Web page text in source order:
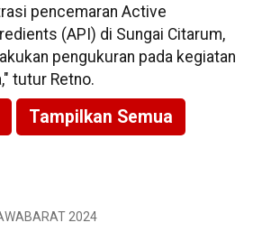
pencemaran Active
(API) di Sungai Citarum,
pengukuran pada kegiatan
tutur Retno.
Tampilkan Semua
2024